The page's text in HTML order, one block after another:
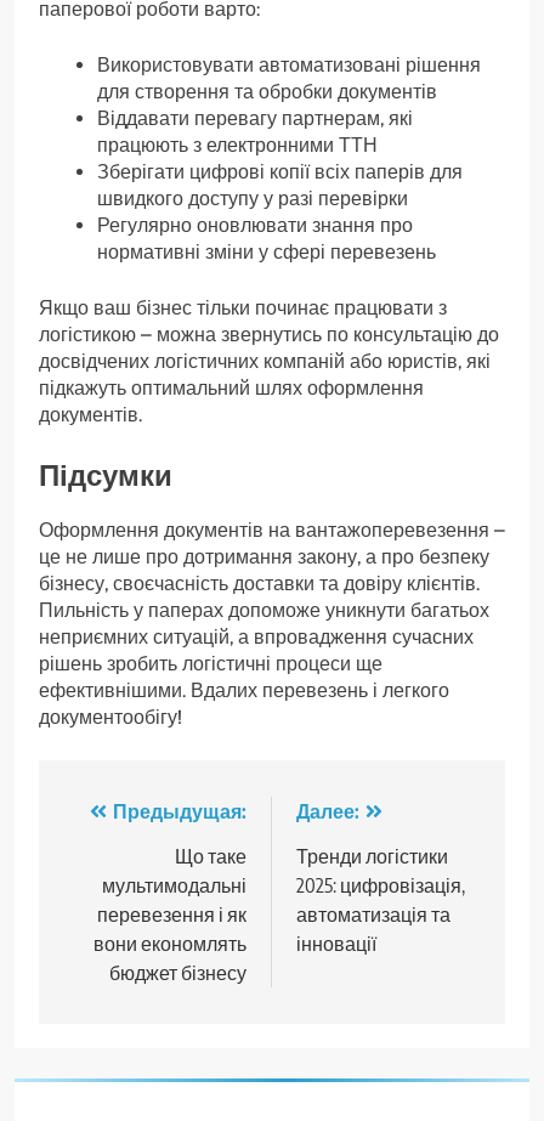
паперової роботи варто:
Використовувати автоматизовані рішення
для створення та обробки документів
Віддавати перевагу партнерам, які
працюють з електронними ТТН
Зберігати цифрові копії всіх паперів для
швидкого доступу у разі перевірки
Регулярно оновлювати знання про
нормативні зміни у сфері перевезень
Якщо ваш бізнес тільки починає працювати з
логістикою – можна звернутись по консультацію до
досвідчених логістичних компаній або юристів, які
підкажуть оптимальний шлях оформлення
документів.
Підсумки
Оформлення документів на вантажоперевезення –
це не лише про дотримання закону, а про безпеку
бізнесу, своєчасність доставки та довіру клієнтів.
Пильність у паперах допоможе уникнути багатьох
неприємних ситуацій, а впровадження сучасних
рішень зробить логістичні процеси ще
ефективнішими. Вдалих перевезень і легкого
документообігу!
Навигация
записям
Предыдущая:
Що таке
мультимодальні
перевезення і як
вони економлять
бюджет бізнесу
Далее:
Тренди логістики
2025: цифровізація,
автоматизація та
інновації